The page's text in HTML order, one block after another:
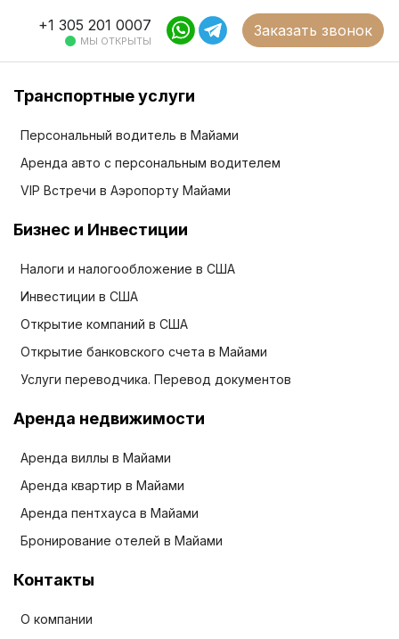
+1 305 201 0007
МЫ ОТКРЫТЫ
Заказать звонок
Транспортные услуги
Персональный водитель в Майами
Аренда авто с персональным водителем
VIP Встречи в Аэропорту Майами
Бизнес и Инвестиции
Налоги и налогообложение в США
Инвестиции в США
Открытие компаний в США
Открытие банковского счета в Майами
Услуги переводчика. Перевод документов
Аренда недвижимости
Аренда виллы в Майами
Аренда квартир в Майами
Аренда пентхауса в Майами
Бронирование отелей в Майами
Контакты
О компании